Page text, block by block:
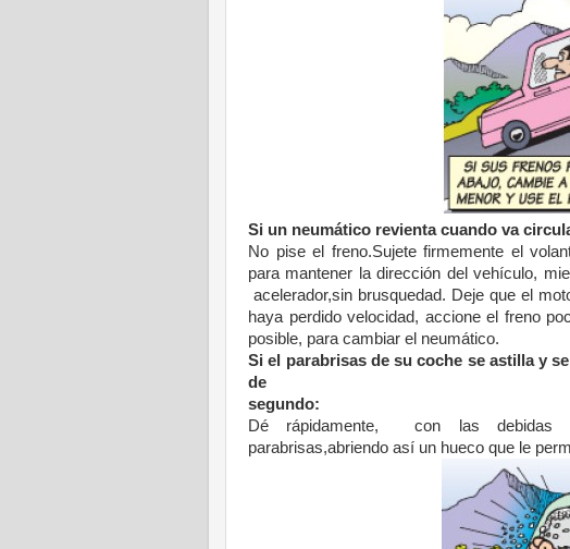
Si un neumático revientacuando va
No pise el freno.Sujete firmemente el
para mantener la dirección delvehículo,
acelerador,sin brusquedad. Deje que el
haya perdido velocidad, accione el freno
posible, para cambiar el neumático.
Si el parabrisas de sucoche se astilla y se
de
segundo:
Dé rápidamente,con las debidas
parabrisas,abriendo así un hueco que le